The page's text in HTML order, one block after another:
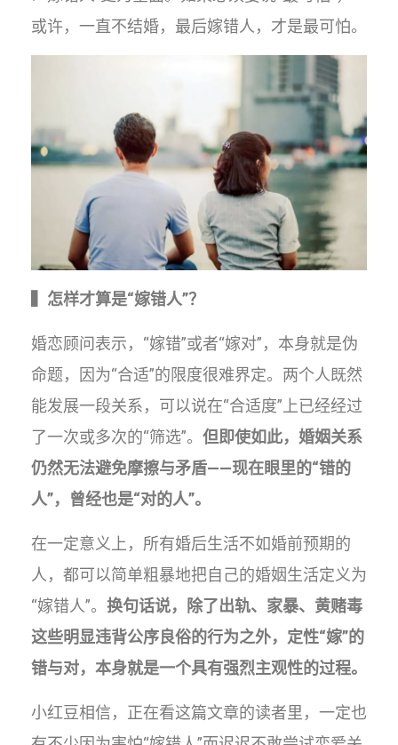
或许，一直不结婚，最后嫁错人，才是最可怕。
▍怎样才算是“嫁错人”？
婚恋顾问表示，“嫁错”或者“嫁对”，本身就是伪
命题，因为“合适”的限度很难界定。两个人既然
能发展一段关系，可以说在“合适度”上已经经过
了一次或多次的“筛选”。 但即使如此，婚姻关系
仍然无法避免摩擦与矛盾——现在眼里的“错的
人”，曾经也是“对的人”。
在一定意义上，所有婚后生活不如婚前预期的
人，都可以简单粗暴地把自己的婚姻生活定义为
“嫁错人”。 换句话说，除了出轨、家暴、黄赌毒
这些明显违背公序良俗的行为之外，定性“嫁”的
错与对，本身就是一个具有强烈主观性的过程。
小红豆相信，正在看这篇文章的读者里，一定也